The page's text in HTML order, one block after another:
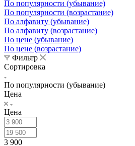
По популярности (убывание)
По популярности (возрастание)
По алфавиту (убывание)
По алфавиту (возрастание)
По цене (убывание)
По цене (возрастание)
Фильтр
Сортировка
По популярности (убывание)
Цена
Цена
3 900